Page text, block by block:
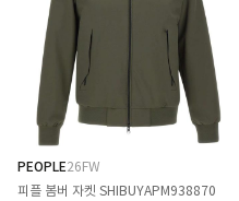
PEOPLE26FW
피플 봄버 자켓 SHIBUYAPM938870